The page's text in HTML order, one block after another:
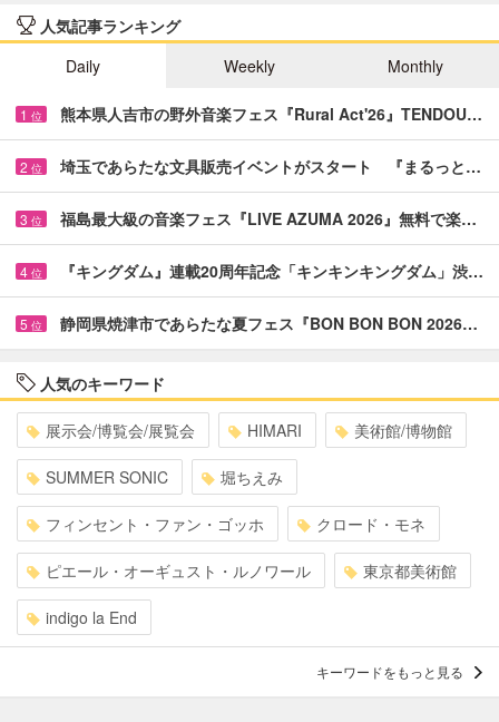
人気記事ランキング
Daily
Weekly Monthly
1 位 熊本県人吉市の野外音楽フェス『Rural Act'26』TENDOU…
2 位 埼玉であらたな文具販売イベントがスタート 『まるっと…
3 位 福島最大級の音楽フェス『LIVE AZUMA 2026』無料で楽…
4 位 『キングダム』連載20周年記念「キンキンキングダム」渋…
5 位 静岡県焼津市であらたな夏フェス『BON BON BON 2026…
人気のキーワード
展示会/博覧会/展覧会 HIMARI 美術館/博物館
SUMMER SONIC 堀ちえみ
フィンセント・ファン・ゴッホ クロード・モネ
ピエール・オーギュスト・ルノワール 東京都美術館
indigo la End
キーワードをもっと見る